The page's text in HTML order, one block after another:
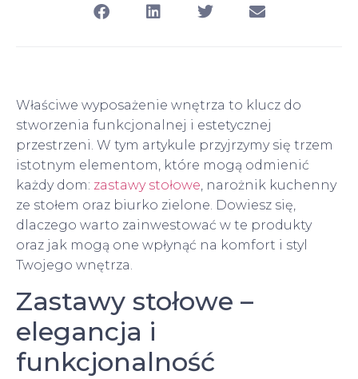
Właściwe wyposażenie wnętrza to klucz do
stworzenia funkcjonalnej i estetycznej
przestrzeni. W tym artykule przyjrzymy się trzem
istotnym elementom, które mogą odmienić
każdy dom: zastawy stołowe , narożnik kuchenny
ze stołem oraz biurko zielone. Dowiesz się,
dlaczego warto zainwestować w te produkty
oraz jak mogą one wpłynąć na komfort i styl
Twojego wnętrza.
Zastawy stołowe –
elegancja i
funkcjonalność